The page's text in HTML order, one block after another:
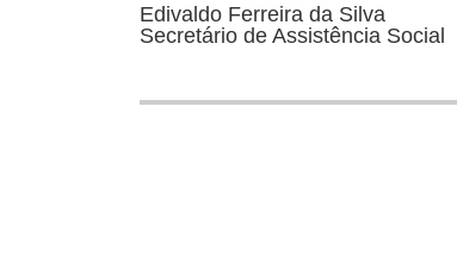
Edivaldo Ferreira da Silva
Secretário de Assistência Social